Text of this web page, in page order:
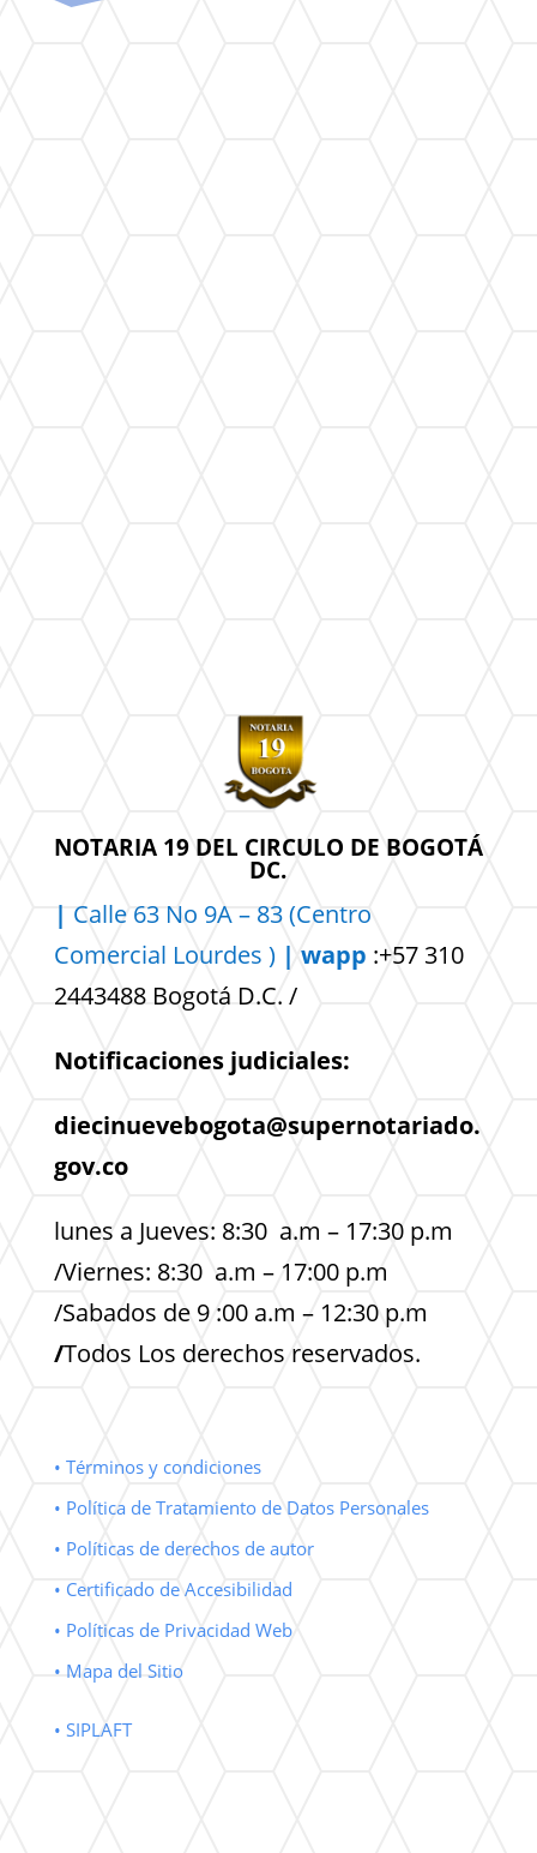
NOTARIA 19 DEL CIRCULO DE BOGOTÁ
DC.
| Calle 63 No 9A – 83 (Centro
Comercial Lourdes ) | wapp :+57 310
2443488 Bogotá D.C. /
Notificaciones judiciales:
diecinuevebogota@supernotariado.
gov.co
lunes a Jueves: 8:30 a.m – 17:30 p.m
/Viernes: 8:30 a.m – 17:00 p.m
/Sabados de 9 :00 a.m – 12:30 p.m
/Todos Los derechos reservados.
• Términos y condiciones
• Política de Tratamiento de Datos Personales
• Políticas de derechos de autor
• Certificado de Accesibilidad
• Políticas de Privacidad Web
• Mapa del Sitio
• SIPLAFT